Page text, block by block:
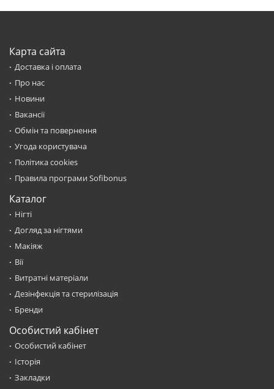
Карта сайта
Доставка і оплата
Про нас
Новини
Вакансії
Обмін та повернення
Угода користувача
Політика cookies
Правила програми Sofibonus
Каталог
Нігті
Догляд за нігтями
Макіяж
Вії
Витратні матеріали
Дезінфекція та стерилізація
Бренди
Особистий кабінет
Особистий кабінет
Історія
Закладки